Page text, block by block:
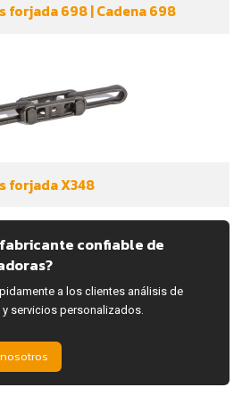
forjada 698 | Cadena 698
forjada X348
confiable de
a los clientes análisis de
servicios personalizados.